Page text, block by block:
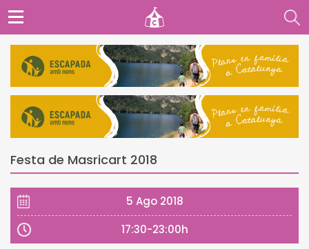
Festa de Masricart 2018
5 Ago 2018
17:30-23:00h